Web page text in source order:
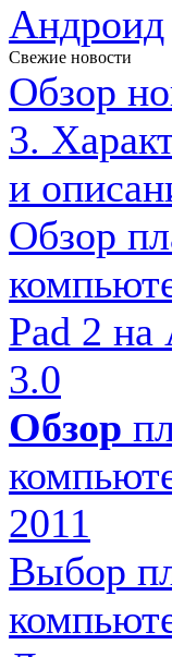
Андроид
Свежие новости
Обзор
3.
и
Обзор
Pad 2
3.0
Обзор
2011
Выбор